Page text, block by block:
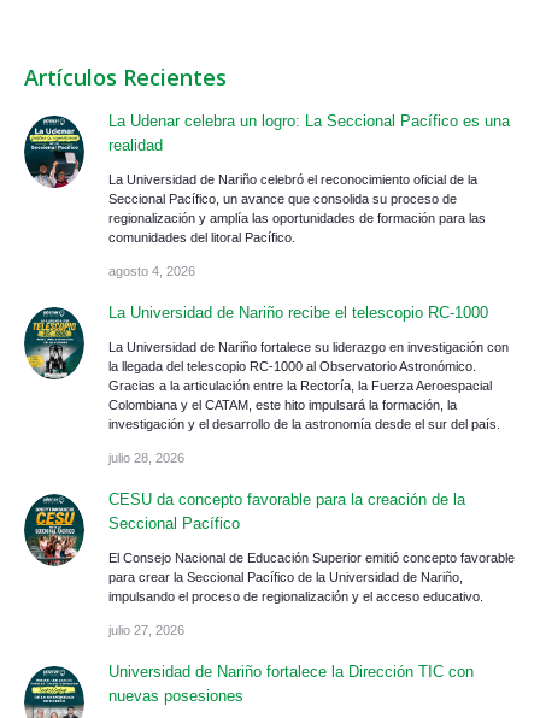
Artículos Recientes
La Udenar celebra un logro: La Seccional Pacífico es una
realidad
La Universidad de Nariño celebró el reconocimiento oficial de la
Seccional Pacífico, un avance que consolida su proceso de
regionalización y amplía las oportunidades de formación para las
comunidades del litoral Pacífico.
agosto 4, 2026
La Universidad de Nariño recibe el telescopio RC-1000
La Universidad de Nariño fortalece su liderazgo en investigación con
la llegada del telescopio RC-1000 al Observatorio Astronómico.
Gracias a la articulación entre la Rectoría, la Fuerza Aeroespacial
Colombiana y el CATAM, este hito impulsará la formación, la
investigación y el desarrollo de la astronomía desde el sur del país.
julio 28, 2026
CESU da concepto favorable para la creación de la
Seccional Pacífico
El Consejo Nacional de Educación Superior emitió concepto favorable
para crear la Seccional Pacífico de la Universidad de Nariño,
impulsando el proceso de regionalización y el acceso educativo.
julio 27, 2026
Universidad de Nariño fortalece la Dirección TIC con
nuevas posesiones